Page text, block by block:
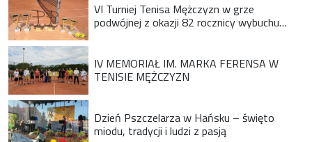
VI Turniej Tenisa Mężczyzn w grze
podwójnej z okazji 82 rocznicy wybuchu
IV MEMORIAŁ IM. MARKA FERENSA W
TENISIE MĘŻCZYZN
Dzień Pszczelarza w Hańsku – święto
miodu, tradycji i ludzi z pasją